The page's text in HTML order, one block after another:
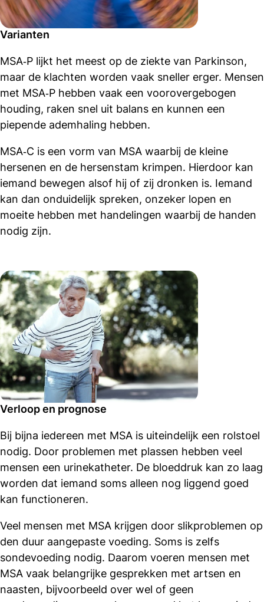
Varianten
MSA‑P lijkt het meest op de ziekte van Parkinson,
maar de klachten worden vaak sneller erger. Mensen
met MSA‑P hebben vaak een voorovergebogen
houding, raken snel uit balans en kunnen een
piepende ademhaling hebben.
MSA‑C is een vorm van MSA waarbij de kleine
hersenen en de hersenstam krimpen. Hierdoor kan
iemand bewegen alsof hij of zij dronken is. Iemand
kan dan onduidelijk spreken, onzeker lopen en
moeite hebben met handelingen waarbij de handen
nodig zijn.
Verloop en prognose
Bij bijna iedereen met MSA is uiteindelijk een rolstoel
nodig. Door problemen met plassen hebben veel
mensen een urinekatheter. De bloeddruk kan zo laag
worden dat iemand soms alleen nog liggend goed
kan functioneren.
Veel mensen met MSA krijgen door slikproblemen op
den duur aangepaste voeding. Soms is zelfs
sondevoeding nodig. Daarom voeren mensen met
MSA vaak belangrijke gesprekken met artsen en
naasten, bijvoorbeeld over wel of geen